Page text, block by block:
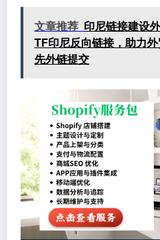
文章推荐 印尼链接建设
TF印尼反向链接，助力
先外链提交